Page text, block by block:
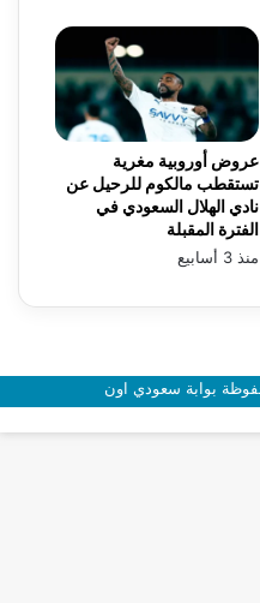
عروض أوروبية مغرية
تستقطب مالكوم للرحيل عن
نادي الهلال السعودي في
الفترة المقبلة
منذ 3 أسابيع